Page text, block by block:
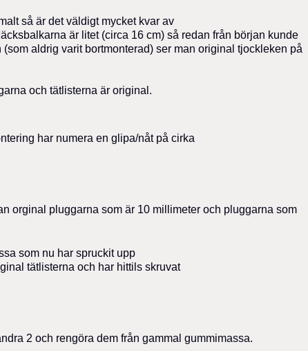
så är det väldigt mycket kvar av
är litet (circa 16 cm) så redan från början kunde
aldrig varit bortmonterad) ser man original tjockleken på
och tätlisterna är original.
har numera en glipa/nåt på cirka
orginal pluggarna som är 10 millimeter och pluggarna som
som nu har spruckit upp
tätlisterna och har hittils skruvat
2 och rengöra dem från gammal gummimassa.